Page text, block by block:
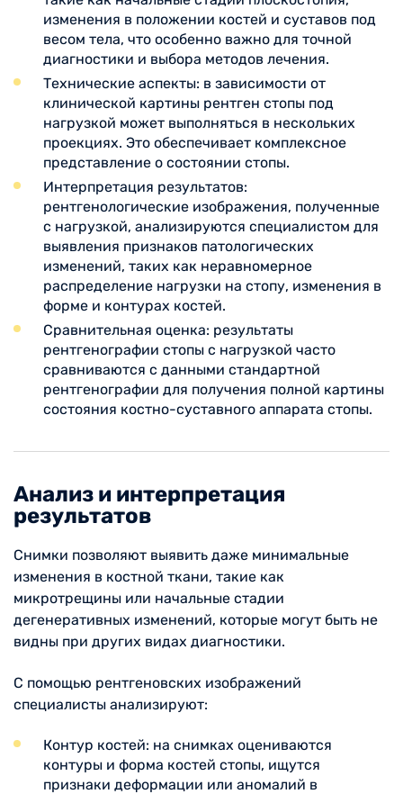
изменения в положении костей и суставов под
весом тела, что особенно важно для точной
диагностики и выбора методов лечения.
Технические аспекты: в зависимости от
клинической картины рентген стопы под
нагрузкой может выполняться в нескольких
проекциях. Это обеспечивает комплексное
представление о состоянии стопы.
Интерпретация результатов:
рентгенологические изображения, полученные
с нагрузкой, анализируются специалистом для
выявления признаков патологических
изменений, таких как неравномерное
распределение нагрузки на стопу, изменения в
форме и контурах костей.
Сравнительная оценка: результаты
рентгенографии стопы с нагрузкой часто
сравниваются с данными стандартной
рентгенографии для получения полной картины
состояния костно-суставного аппарата стопы.
Анализ и интерпретация
результатов
Снимки позволяют выявить даже минимальные
изменения в костной ткани, такие как
микротрещины или начальные стадии
дегенеративных изменений, которые могут быть не
видны при других видах диагностики.
С помощью рентгеновских изображений
специалисты анализируют:
Контур костей: на снимках оцениваются
контуры и форма костей стопы, ищутся
признаки деформации или аномалий в